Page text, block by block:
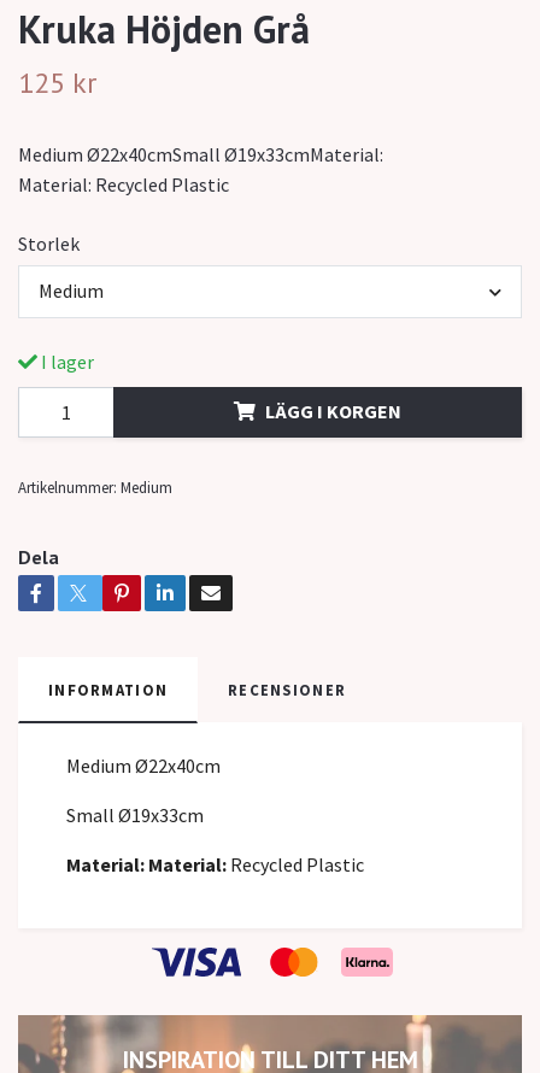
INSPIRATION TILL DITT HEM
Kruka Höjden Grå
125 kr
Medium Ø22x40cmSmall Ø19x33cmMaterial:
Material: Recycled Plastic
Storlek
Medium
I lager
LÄGG I KORGEN
Artikelnummer: Medium
Dela
INFORMATION RECENSIONER
Medium Ø22x40cm
Small Ø19x33cm
Material: Material: Recycled Plastic